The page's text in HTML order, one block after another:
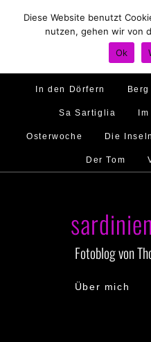
Hirtenland
Golfo di Orosei
Murales
In den Dörfern Berg
Sa Sartiglia
Osterwoche Die Inseln
Der Tom
Fotoblog von
Über mich
Diese Website benutzt
nutzen, gehen wir von
Ok